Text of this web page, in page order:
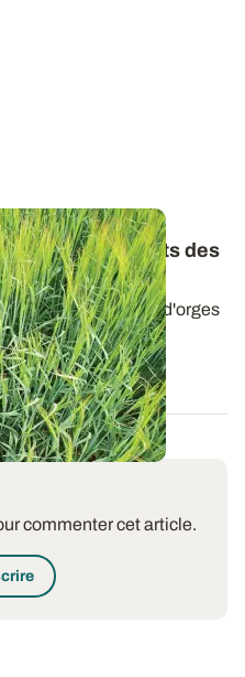
premiers résultats des
des variétés d'orges
commenter cet article.